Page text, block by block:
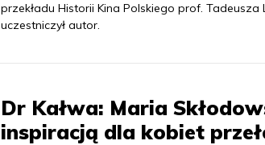
przekładu Historii Kina Polskiego prof.
uczestniczył autor.
Dr Kałwa: Maria
inspiracją dla kobiet